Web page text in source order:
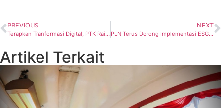
PREVIOUS
Terapkan Tranformasi Digital, PTK Raih Tiga Penghargaan di Ajang IDIA 2023
NEXT
PLN Terus Dorong Implementasi ESG melalui Pendekatan Diversity, Equity and Inclusion
Artikel Terkait